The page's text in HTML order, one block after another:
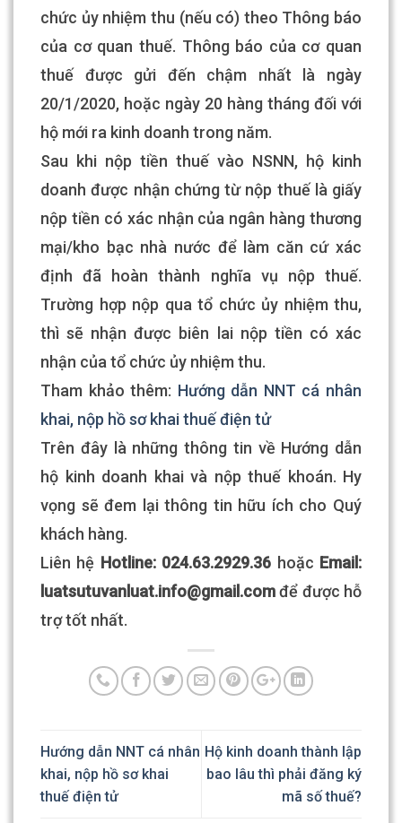
chức ủy nhiệm thu (nếu có) theo Thông báo
của cơ quan thuế. Thông báo của cơ quan
thuế được gửi đến chậm nhất là ngày
20/1/2020, hoặc ngày 20 hàng tháng đối với
hộ mới ra kinh doanh trong năm.
Sau khi nộp tiền thuế vào NSNN, hộ kinh
doanh được nhận chứng từ nộp thuế là giấy
nộp tiền có xác nhận của ngân hàng thương
mại/kho bạc nhà nước để làm căn cứ xác
định đã hoàn thành nghĩa vụ nộp thuế.
Trường hợp nộp qua tổ chức ủy nhiệm thu,
thì sẽ nhận được biên lai nộp tiền có xác
nhận của tổ chức ủy nhiệm thu.
Tham khảo thêm: Hướng dẫn NNT cá nhân
khai, nộp hồ sơ khai thuế điện tử
Trên đây là những thông tin về Hướng dẫn
hộ kinh doanh khai và nộp thuế khoán. Hy
vọng sẽ đem lại thông tin hữu ích cho Quý
khách hàng.
Liên hệ Hotline: 024.63.2929.36 hoặc Email:
luatsutuvanluat.info@gmail.com​để được hỗ
trợ tốt nhất.
Hướng dẫn NNT cá nhân
khai, nộp hồ sơ khai
thuế điện tử
Hộ kinh doanh thành lập
bao lâu thì phải đăng ký
mã số thuế?